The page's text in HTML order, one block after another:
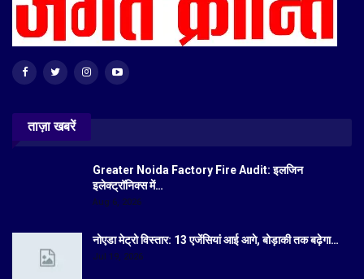
ताज़ा खबरें
Greater Noida Factory Fire Audit: इलजिन
इलेक्ट्रॉनिक्स में…
Aug 6, 2026
नोएडा मेट्रो विस्तार: 13 एजेंसियां आई आगे, बोड़ाकी तक बढ़ेगा…
Jul 19, 2026